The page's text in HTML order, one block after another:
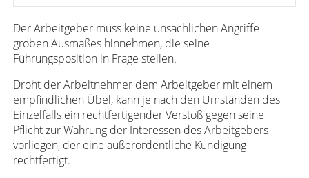
Der Arbeitgeber muss keine unsachlichen Angriffe
groben Ausmaßes hinnehmen, die seine
Führungsposition in Frage stellen.
Droht der Arbeitnehmer dem Arbeitgeber mit einem
empfindlichen Übel, kann je nach den Umständen des
Einzelfalls ein rechtfertigender Verstoß gegen seine
Pflicht zur Wahrung der Interessen des Arbeitgebers
vorliegen, der eine außerordentliche Kündigung
rechtfertigt.